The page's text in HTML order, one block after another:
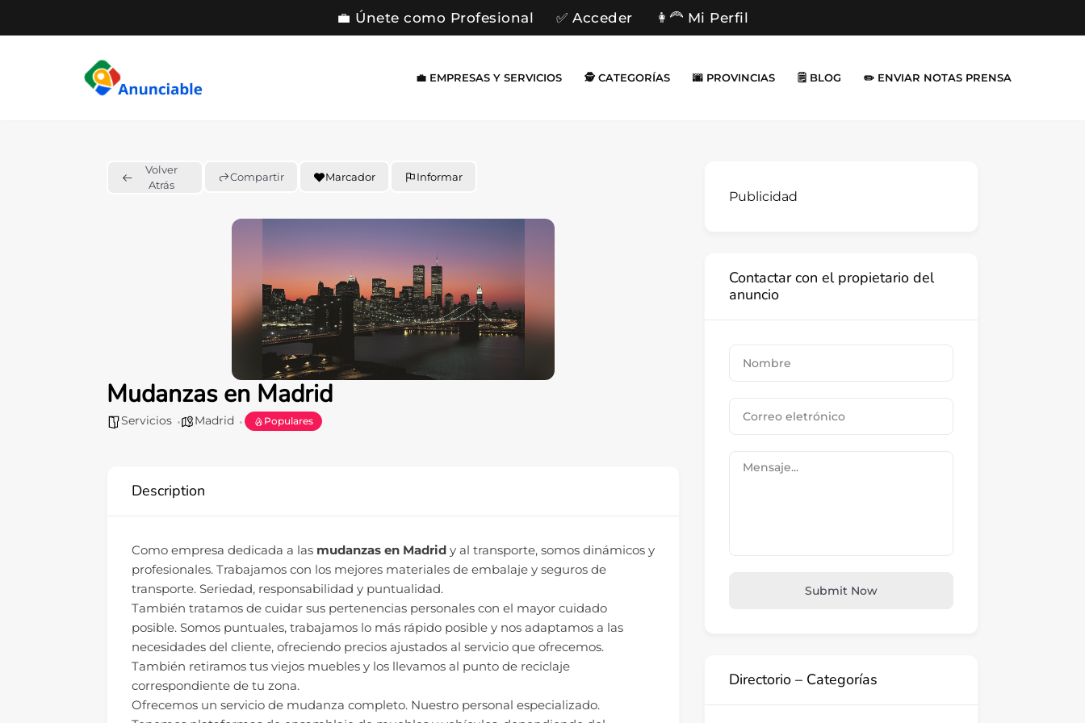
💼 Únete como Profesional ✅ Acceder 👩‍🦰 Mi Perfil
💼 EMPRESAS Y SERVICIOS 🕵️ CATEGORÍAS 🌆 PROVINCIAS 🗒️ BLOG ✏️ ENVIAR NOTAS PRENSA
Volver
Atrás
Compartir Marcador Informar
Mudanzas en Madrid
Servicios Madrid Populares
Description
Como empresa dedicada a las mudanzas en Madrid y al transporte, somos dinámicos y
profesionales. Trabajamos con los mejores materiales de embalaje y seguros de
transporte. Seriedad, responsabilidad y puntualidad.
También tratamos de cuidar sus pertenencias personales con el mayor cuidado
posible. Somos puntuales, trabajamos lo más rápido posible y nos adaptamos a las
necesidades del cliente, ofreciendo precios ajustados al servicio que ofrecemos.
También retiramos tus viejos muebles y los llevamos al punto de reciclaje
correspondiente de tu zona.
Ofrecemos un servicio de mudanza completo. Nuestro personal especializado.
Publicidad
Contactar con el propietario del
anuncio
Submit Now
Directorio – Categorías